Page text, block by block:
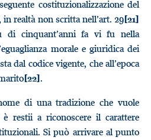
costituzionalizzazione del
realtà non scritta nell’art. 29[21]
di cinquant’anni fa vi fu nella
morale e giuridica dei
dal codice vigente, che all’epoca
[22].
di una tradizione che vuole
restii a riconoscere il carattere
Si può arrivare al punto